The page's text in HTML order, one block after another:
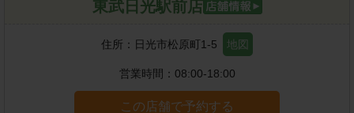
東武日光駅前店
住所： 日光市松原町1-5 地図
営業時間： 08:00-18:00
この店舗で予約する